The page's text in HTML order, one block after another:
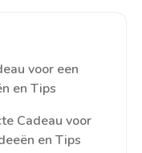
voor een
en Tips
Cadeau voor
en Tips